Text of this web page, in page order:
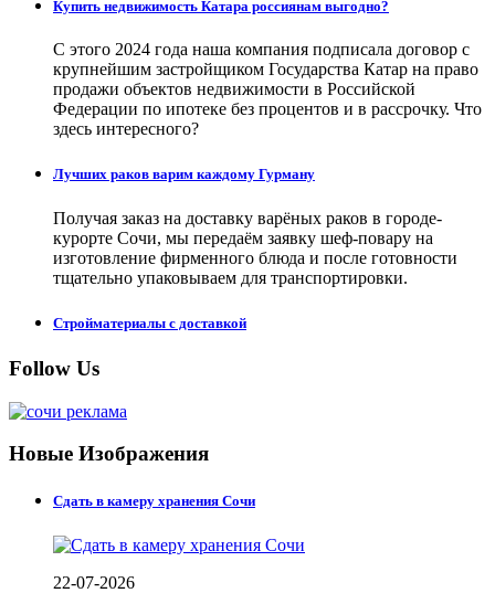
Купить недвижимость Катара россиянам выгодно?
С этого 2024 года наша компания подписала договор с
крупнейшим застройщиком Государства Катар на право
продажи объектов недвижимости в Российской
Федерации по ипотеке без процентов и в рассрочку. Что
здесь интересного?
Лучших раков варим каждому Гурману
Получая заказ на доставку варёных раков в городе-
курорте Сочи, мы передаём заявку шеф-повару на
изготовление фирменного блюда и после готовности
тщательно упаковываем для транспортировки.
Стройматериалы с доставкой
Follow Us
Новые Изображения
Сдать в камеру хранения Сочи
22-07-2026